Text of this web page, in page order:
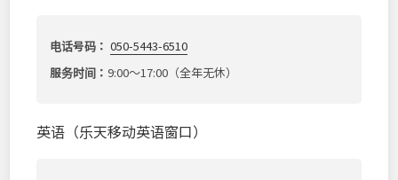
电话号码： 050-5443-6510
服务时间：9:00～17:00（全年无休）
英语（乐天移动英语窗口）